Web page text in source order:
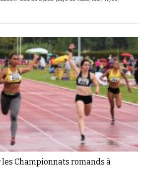
les Championnats romands à